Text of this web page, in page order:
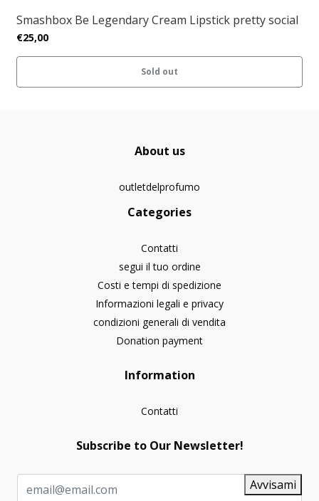
Smashbox Be Legendary Cream Lipstick pretty social
€25,00
Sold out
About us
outletdelprofumo
Categories
Contatti
segui il tuo ordine
Costi e tempi di spedizione
Informazioni legali e privacy
condizioni generali di vendita
Donation payment
Information
Contatti
Subscribe to Our Newsletter!
Avvisami